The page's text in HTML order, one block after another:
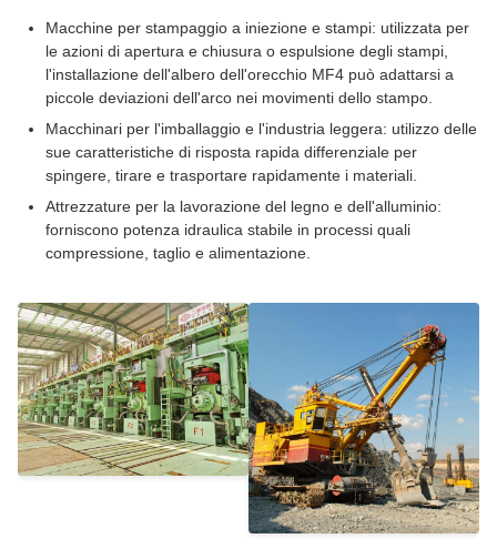
Macchine per stampaggio a iniezione e stampi: utilizzata per
le azioni di apertura e chiusura o espulsione degli stampi,
l'installazione dell'albero dell'orecchio MF4 può adattarsi a
piccole deviazioni dell'arco nei movimenti dello stampo.
Macchinari per l'imballaggio e l'industria leggera: utilizzo delle
sue caratteristiche di risposta rapida differenziale per
spingere, tirare e trasportare rapidamente i materiali.
Attrezzature per la lavorazione del legno e dell'alluminio:
forniscono potenza idraulica stabile in processi quali
compressione, taglio e alimentazione.